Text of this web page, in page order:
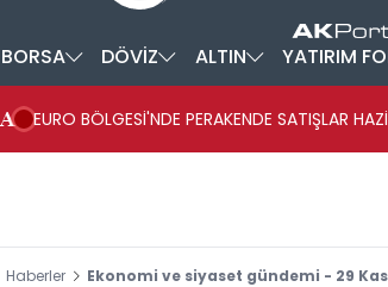
BORSA DÖVİZ ALTIN YATIRIM
EURO BÖLGESİ'NDE PERAKENDE SATIŞLAR
Haberler Ekonomi ve siyaset gündemi - 29